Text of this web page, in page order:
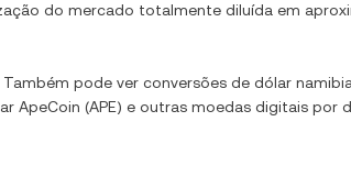
do mercado totalmente diluída em
pode ver conversões de dólar
ApeCoin (APE) e outras moedas digitais por